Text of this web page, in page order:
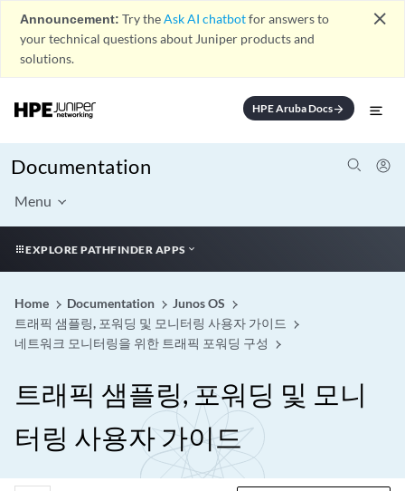
Announcement: Try theAsk AI chatbotfor answers to
your technical questions about Juniper products and
solutions.
close
HPE Aruba Docsarrow_forward
Documentation
Menu
EXPLORE PATHFINDER APPS
Home Documentation
Junos OS
트래픽 샘플링, 포워딩 및 모니터링 사용자 가이드
네트워크 모니터링을 위한 트래픽 포워딩 구성
트래픽 샘플링, 포워딩 및 모니
터링 사용자 가이드